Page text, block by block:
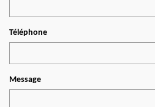
Téléphone
Message